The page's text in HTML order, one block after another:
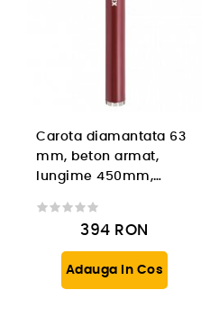
Carota diamantata 63
mm, beton armat,
lungime 450mm,
394 RON
Adauga In Cos